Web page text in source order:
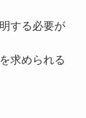
する必要が
求められる